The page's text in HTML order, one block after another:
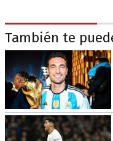
También te